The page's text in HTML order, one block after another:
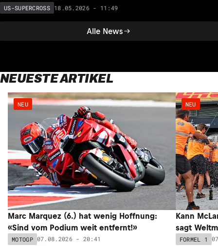
Alle News
US-SUPERCROSS 18.05.2026 - 11:49
NEUESTE ARTIKEL
NEU
Marc Marquez (6.) hat wenig Hoffnung:
«Sind vom Podium weit entfernt!»
MOTOGP 07.08.2026 - 20:41
NEU
Kann
sagt
FORMEL 1